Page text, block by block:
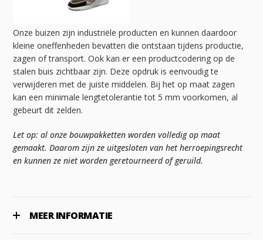
Onze buizen zijn industriële producten en kunnen daardoor
kleine oneffenheden bevatten die ontstaan tijdens productie,
zagen of transport. Ook kan er een productcodering op de
stalen buis zichtbaar zijn. Deze opdruk is eenvoudig te
verwijderen met de juiste middelen. Bij het op maat zagen
kan een minimale lengtetolerantie tot 5 mm voorkomen, al
gebeurt dit zelden.
Let op: al onze bouwpakketten worden volledig op maat
gemaakt. Daarom zijn ze uitgesloten van het herroepingsrecht
en kunnen ze niet worden geretourneerd of geruild.
MEER INFORMATIE